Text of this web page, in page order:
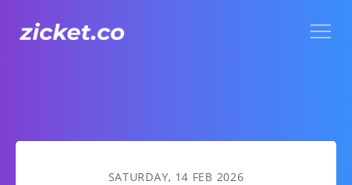
友邦嘉年華 (普通時段) | AIA Carnival (Standard)
SATURDAY, 14 FEB 2026